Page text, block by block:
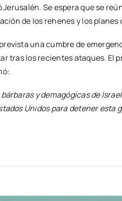
Jerusalén. Se espera que se
de los rehenes y los planes
una cumbre de
tras los recientes ataques. El
bárbaras y demagógicas de
Unidos para detener esta